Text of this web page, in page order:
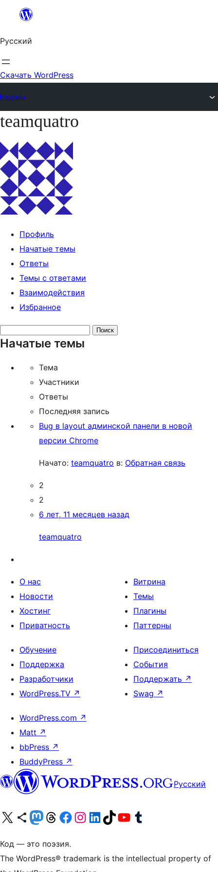
Перейти
содержимому
Русский
Скачать WordPress
Перейти
содержимому
teamquatro
Профиль
Начатые темы
Ответы
Темы с ответами
Взаимодействия
Избранное
тем:
Начатые темы
Тема
Участники
Ответы
Последняя запись
Bug в layout админской панели в новой
версии Chrome
Начато: teamquatro в: Обратная связь
2
2
6 лет, 11 месяцев назад
teamquatro
О нас
Новости
Хостинг
Приватность
Витрина
Темы
Плагины
Паттерны
Обучение
Поддержка
Разработчики
WordPress.TV ↗
Присоединиться
События
Поддержать ↗
Swag ↗
WordPress.com ↗
Matt ↗
bbPress ↗
BuddyPress ↗
Русский
Посетите нас в X (ранее Twitter)
Посетите нашу учётную запись в Bluesky
Посетите нашу ленту в Mastodon
Посетите нашу учётную запись в Threads
Посетите нашу страницу на Facebook
Посетите наш Instagram
Посетите нашу страницу в LinkedIn
Посетите нашу учётную запись в TikTok
Посетите наш канал YouTube
Посетите нашу учётную запись в Tumblr
Код — это поэзия.
The WordPress® trademark is the intellectual property of